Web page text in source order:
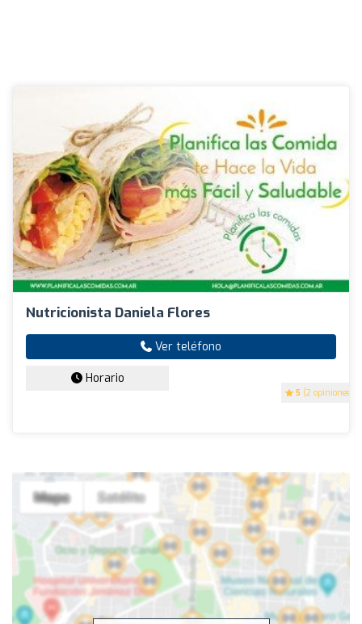
Nutricionista Daniela Flores
5 (2 opiniones)
Ver teléfono
Horario